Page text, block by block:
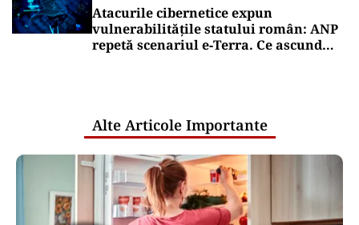
Atacurile cibernetice expun
vulnerabilitățile statului român: ANP
repetă scenariul e‑Terra. Ce ascund
Alte Articole Importante